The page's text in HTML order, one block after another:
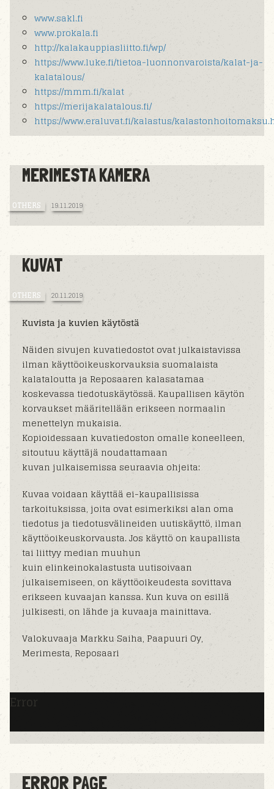
www.sakl.fi
www.prokala.fi
http://kalakauppiasliitto.fi/wp/
https://www.luke.fi/tietoa-luonnonvaroista/kalat-ja-
kalatalous/
https://mmm.fi/kalat
https://merijakalatalous.fi/
https://www.eraluvat.fi/kalastus/
MERIMESTA KAMERA
OTHERS 19.11.2019
KUVAT
OTHERS 20.11.2019
Kuvista ja kuvien käytöstä
Näiden sivujen kuvatiedostot ovat julkaistavissa
ilman käyttöoikeuskorvauksia suomalaista
kalataloutta ja Reposaaren kalasatamaa
koskevassa tiedotuskäytössä. Kaupallisen käytön
korvaukset määritellään erikseen normaalin
menettelyn mukaisia.
Kopioidessaan kuvatiedoston omalle koneelleen,
sitoutuu käyttäjä noudattamaan
kuvan julkaisemissa seuraavia ohjeita:
Kuvaa voidaan käyttää ei-kaupallisissa
tarkoituksissa, joita ovat esimerkiksi alan oma
tiedotus ja tiedotusvälineiden uutiskäyttö, ilman
käyttöoikeuskorvausta. Jos käyttö on kaupallista
tai liittyy median muuhun
kuin elinkeinokalastusta uutisoivaan
julkaisemiseen, on käyttöoikeudesta sovittava
erikseen kuvaajan kanssa. Kun kuva on esillä
julkisesti, on lähde ja kuvaaja mainittava.
Valokuvaaja Markku Saiha, Paapuuri Oy,
Merimesta, Reposaari
Error
ERROR PAGE